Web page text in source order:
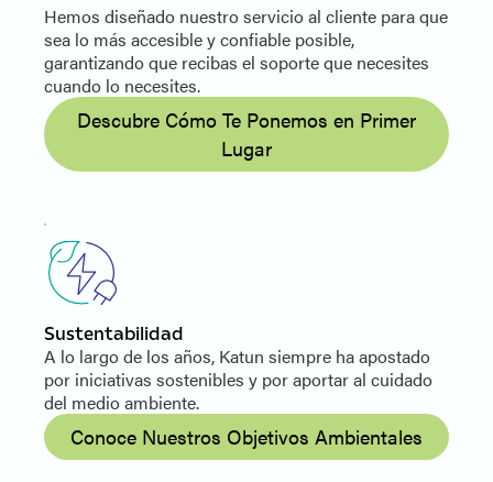
Hemos diseñado nuestro servicio al cliente para que
sea lo más accesible y confiable posible,
garantizando que recibas el soporte que necesites
cuando lo necesites.
Descubre Cómo Te Ponemos en Primer
Lugar
Sustentabilidad
A lo largo de los años, Katun siempre ha apostado
por iniciativas sostenibles y por aportar al cuidado
del medio ambiente.
Conoce Nuestros Objetivos Ambientales